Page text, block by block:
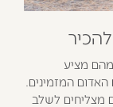
מציע
המזמינים.
מצליחים לשלב